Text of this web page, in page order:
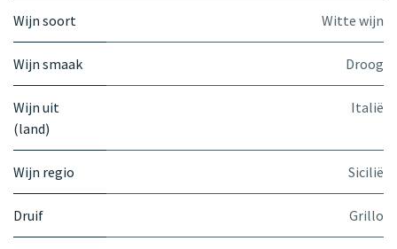
Wijn soort Witte wijn
Wijn smaak Droog
Wijn uit
(land)
Italië
Wijn regio Sicilië
Druif Grillo